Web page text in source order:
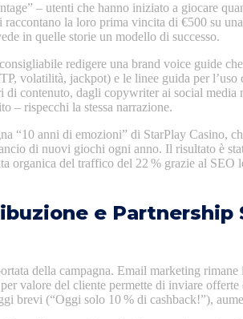
– utenti che hanno iniziato a giocare
la loro prima vincita di €500 su
in quelle storie un modello di successo.
redigere una brand voice guide
volatilità, jackpot) e le linee guida per
di contenuto, dagli copywriter ai social media
– rispecchi la stessa narrazione.
“10 anni di emozioni” di StarPlay Casino,
di nuovi giochi ogni anno. Il risultato è
organica del traffico del 22 % grazie al
e Partnership
della campagna. Email marketing
valore del cliente permette di inviare
brevi (“Oggi solo 10 % di cashback!”),